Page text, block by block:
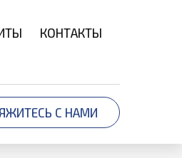
КОНТАКТЫ
С НАМИ